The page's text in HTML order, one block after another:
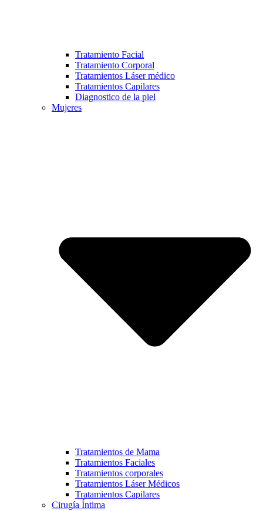
Tratamiento Facial
Tratamiento Corporal
Tratamientos Láser médico
Tratamientos Capilares
Diagnostico de la piel
Mujeres
Tratamientos de Mama
Tratamientos Faciales
Tratamientos corporales
Tratamientos Láser Médicos
Tratamientos Capilares
Cirugía Íntima